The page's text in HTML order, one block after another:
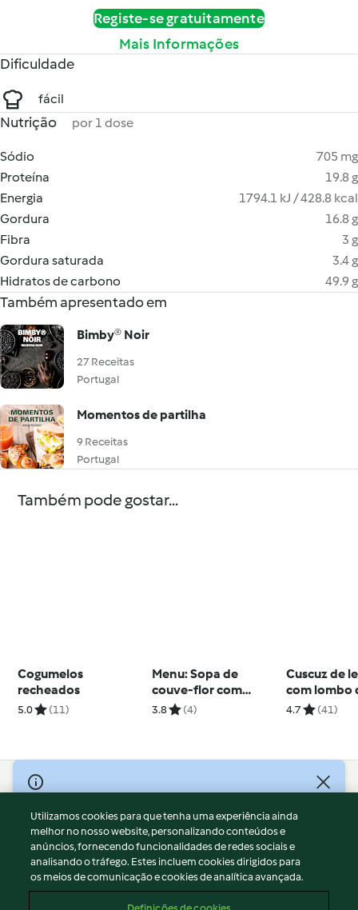
Registe-se gratuitamente
Mais Informações
Dificuldade
fácil
Nutrição por 1 dose
Sódio
705 mg
Proteína
19.8 g
Energia
1794.1 kJ / 428.8 kcal
Gordura
16.8 g
Fibra
3 g
Gordura saturada
3.4 g
Hidratos de carbono
49.9 g
Também apresentado em
Bimby® Noir
27 Receitas
Portugal
Momentos de partilha
9 Receitas
Portugal
Também pode gostar...
Cogumelos
recheados
5.0 (11)
Menu: Sopa de
couve-flor com
espinafres & Peixe
3.8 (4)
Cuscuz de
com lombo
salmão e
4.7 (41)
© Copyright 2026
Termos de Utilização
Aviso sobre Proteção de Dados
Aviso
Apoio legal
Utilizamos cookies para que tenha uma experiência ainda
melhor no nosso website, personalizando conteúdos e
anúncios, fornecendo funcionalidades de redes sociais e
analisando o tráfego. Estes incluem cookies dirigidos para
os meios de comunicação e cookies de analítica avançada.